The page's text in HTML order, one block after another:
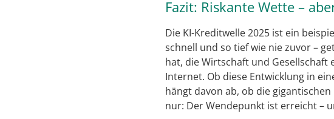
Fazit: Riskante Wette –
Die KI-Kreditwelle 2025 ist ein
schnell und so tief wie nie zuvor –
hat, die Wirtschaft und
Internet. Ob diese Entwicklung in
hängt davon ab, ob die
nur: Der Wendepunkt ist erreicht –